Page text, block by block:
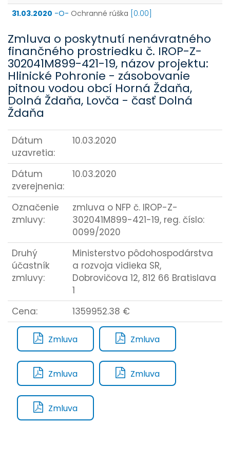
31.03.2020 -O- Ochranné rúška [0.00]
Zmluva o poskytnutí nenávratného
finančného prostriedku č. IROP-Z-
302041M899-421-19, názov projektu:
Hlinické Pohronie - zásobovanie
pitnou vodou obcí Horná Ždaňa,
Dolná Ždaňa, Lovča - časť Dolná
Ždaňa
Dátum
uzavretia:
10.03.2020
Dátum
zverejnenia:
10.03.2020
Označenie
zmluvy:
zmluva o NFP č. IROP-Z-
302041M899-421-19, reg. číslo:
0099/2020
Druhý
účastník
zmluvy:
Ministerstvo pôdohospodárstva
a rozvoja vidieka SR,
Dobrovičova 12, 812 66 Bratislava
1
Cena:
1359952.38 €
Zmluva Zmluva
Zmluva Zmluva
Zmluva